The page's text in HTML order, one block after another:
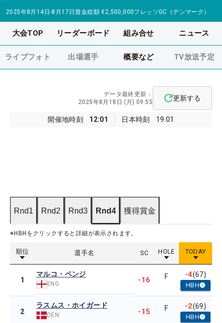
2025年8月14日-8月17日賞金総額 €2,500,000フレッソGC（デンマーク）
大会TOP リーダーボード 組み合せ ニュース
ライブフォト 出場選手 概要など TV放送予定
開催地時刻 12:01 日本時刻 19:01
データ最終更新：
2025年8月18日 (月) 09:55
更新する
Rnd1 Rnd2 Rnd3 Rnd4 獲得賞金
※HBHをクリックすると詳細が表示されます。
順位 選手名 SC HOLE TODAY
1
マルコ・ペンジ
ENG -16 F -4(67)
HBH
2
ラスムス・ホイガード
DEN -15 F -2(69)
HBH